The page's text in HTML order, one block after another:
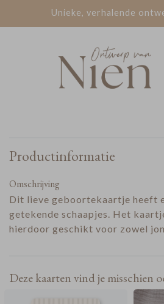
Unieke, verhalende
Productinformatie
Omschrijving
Dit lieve geboortekaartje heeft
getekende schaapjes. Het
hierdoor geschikt voor zowel
Deze kaarten vind je misschien